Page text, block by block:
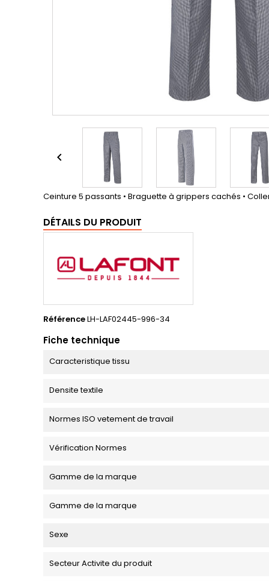

Ceinture 5 passants • Braguette à grippers cachés •
DÉTAILS DU PRODUIT
RéférenceLH-LAF02445-996-34
Fiche technique
Caracteristique tissu
Densite textile
Normes ISO vetement de travail
Vérification Normes
Gamme de la marque
Gamme de la marque
Sexe
Secteur Activite du produit